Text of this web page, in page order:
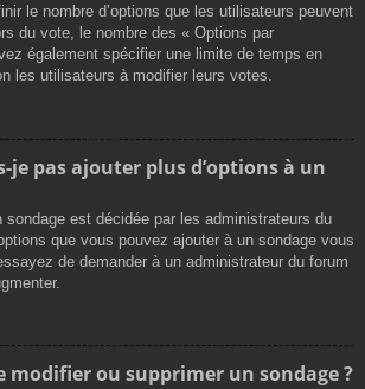
le nombre d’options que les utilisateurs peuvent
du vote, le nombre des « Options par
également spécifier une limite de temps en
les utilisateurs à modifier leurs votes.
je pas ajouter plus d’options à un
sondage est décidée par les administrateurs du
que vous pouvez ajouter à un sondage vous
de demander à un administrateur du forum
modifier ou supprimer un sondage ?